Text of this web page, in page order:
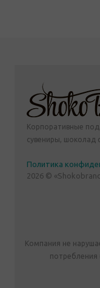
Корпоративные
сувениры, шоколад
Политика
2026 ©
Компания не
потребления